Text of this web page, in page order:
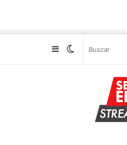
Switch
Sidebar